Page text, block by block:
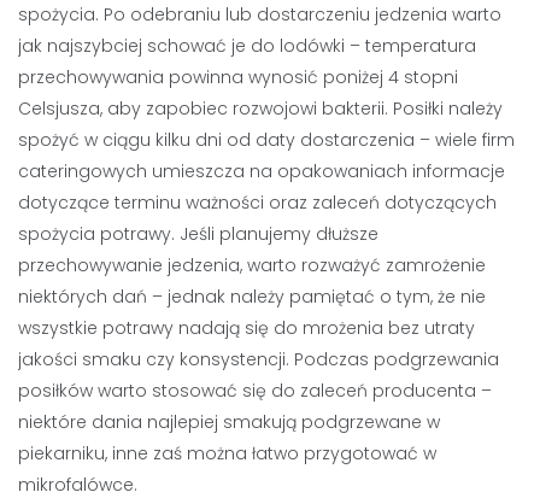
spożycia. Po odebraniu lub dostarczeniu jedzenia warto
jak najszybciej schować je do lodówki – temperatura
przechowywania powinna wynosić poniżej 4 stopni
Celsjusza, aby zapobiec rozwojowi bakterii. Posiłki należy
spożyć w ciągu kilku dni od daty dostarczenia – wiele firm
cateringowych umieszcza na opakowaniach informacje
dotyczące terminu ważności oraz zaleceń dotyczących
spożycia potrawy. Jeśli planujemy dłuższe
przechowywanie jedzenia, warto rozważyć zamrożenie
niektórych dań – jednak należy pamiętać o tym, że nie
wszystkie potrawy nadają się do mrożenia bez utraty
jakości smaku czy konsystencji. Podczas podgrzewania
posiłków warto stosować się do zaleceń producenta –
niektóre dania najlepiej smakują podgrzewane w
piekarniku, inne zaś można łatwo przygotować w
mikrofalówce.